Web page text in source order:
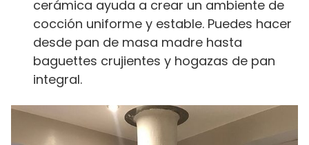
cerámica ayuda a crear un ambiente de
cocción uniforme y estable. Puedes hacer
desde pan de masa madre hasta
baguettes crujientes y hogazas de pan
integral.